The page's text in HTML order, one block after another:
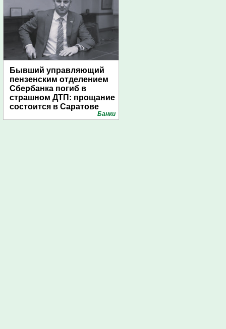
Бывший управляющий
пензенским отделением
Сбербанка погиб в
страшном ДТП: прощание
состоится в Саратове
Банки